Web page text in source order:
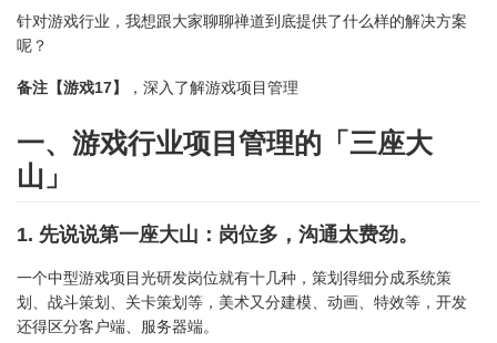
针对游戏行业，我想跟大家聊聊禅道到底提供了什么样的解决方案
呢？
备注【游戏17】 ，深入了解游戏项目管理
一、游戏行业项目管理的「三座大
山」
1. 先说说第一座大山：岗位多，沟通太费劲。
一个中型游戏项目光研发岗位就有十几种，策划得细分成系统策
划、战斗策划、关卡策划等，美术又分建模、动画、特效等，开发
还得区分客户端、服务器端。